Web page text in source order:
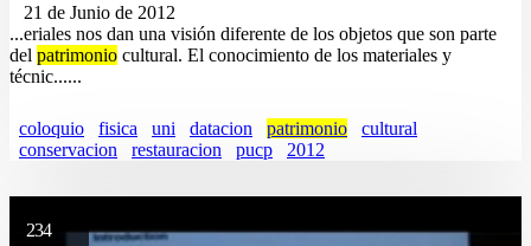
21 de Junio de 2012
...eriales nos dan una visión diferente de los objetos que son parte
del patrimonio cultural. El conocimiento de los materiales y
técnic......
coloquio fisica uni datacion patrimonio
cultural
conservacion
restauracion pucp 2012
234